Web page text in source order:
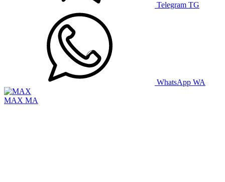
Telegram TG
WhatsApp WA
MAX MA